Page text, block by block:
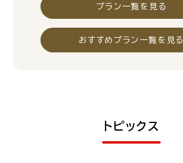
プラン一覧を見る
おすすめプラン一覧を見る
トピックス